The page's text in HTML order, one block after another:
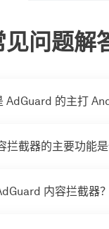
见问题解
AdGuard 的主打
拦截器的主要功能是
内容拦截器？